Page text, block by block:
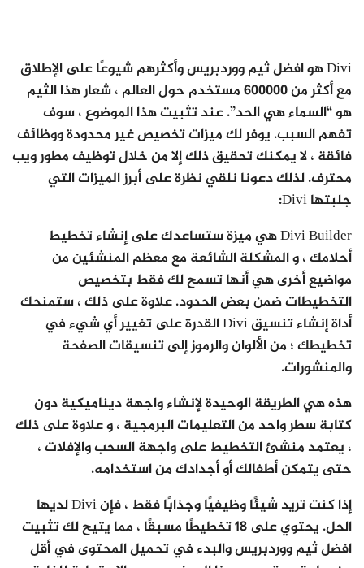
Divi هو افضل ثيم ووردبريس وأكثرهم شيوعًا على الإطلاق
مع أكثر من 600000 مستخدم حول العالم ، شعار هذا الثيم
هو “السماء هي الحد”. عند تثبيت هذا الموضوع ، سوف
تفهم السبب. يوفر لك ميزات تخصيص غير محدودة ووظائف
فائقة ، لا يمكنك تحقيق ذلك إلا من خلال توظيف مطور ويب
محترف. لذلك دعونا نلقي نظرة على أبرز الميزات التي
جلبتها Divi:
Divi Builder هي ميزة ستساعدك على إنشاء تخطيط
أحلامك ، و المشكلة الشائعة مع معظم المنشئين من
مواضيع أخرى هي أنها تسمح لك فقط بتخصيص
التخطيطات ضمن بعض الحدود. علاوة على ذلك ، ستمنحك
أداة إنشاء تنسيق Divi القدرة على تغيير أي شيء في
تخطيطك ؛ من الألوان والرموز إلى تنسيقات الصفحة
والمنشورات.
هذه هي الطريقة الوحيدة لإنشاء واجهة ديناميكية دون
كتابة سطر واحد من التعليمات البرمجية ، و علاوة على ذلك
، يعتمد منشئ التخطيط على واجهة السحب والإفلات ،
حتى يتمكن أطفالك أو أجدادك من استخدامه.
إذا كنت تريد شيئًا وظيفيًا وجذابًا فقط ، فإن Divi لديها
الحل. يحتوي على 18 تخطيطًا مسبقًا ، مما يتيح لك تثبيت
افضل ثيم ووردبريس والبدء في تحميل المحتوى في أقل